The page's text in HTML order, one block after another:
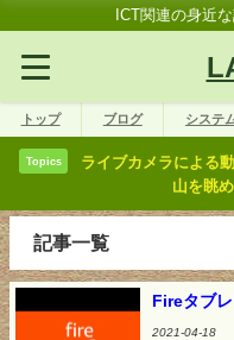
ICT関連の身近
トップ ブログ システ
Topics
ライブカメラによる
山を眺
記事一覧
Fireタブ
2021-04-18